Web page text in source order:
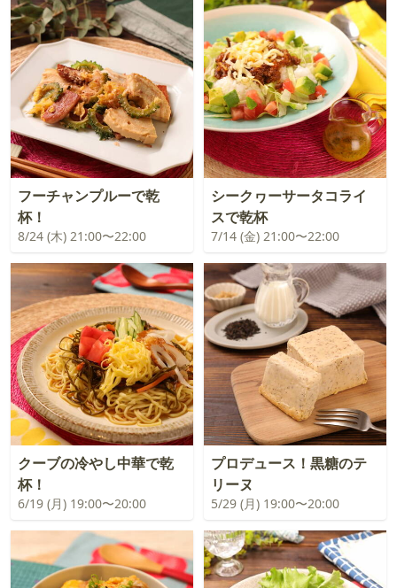
フーチャンプルーで乾
杯！
8/24 (木) 21:00〜22:00
シークヮーサータコライ
スで乾杯
7/14 (金) 21:00〜22:00
クーブの冷やし中華で乾
杯！
6/19 (月) 19:00〜20:00
プロデュース！黒糖のテ
リーヌ
5/29 (月) 19:00〜20:00